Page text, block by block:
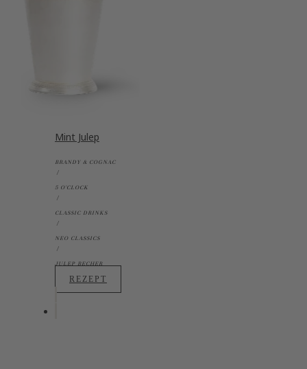
Mint Julep
BRANDY & COGNAC
5 O'CLOCK
CLASSIC DRINKS
NEO CLASSICS
JULEP BECHER
REZEPT